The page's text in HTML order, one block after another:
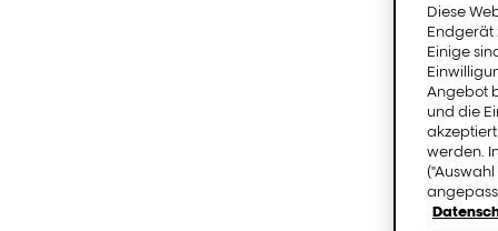
6
Diese
Endgerät
Einige
Angebot
und die
werden.